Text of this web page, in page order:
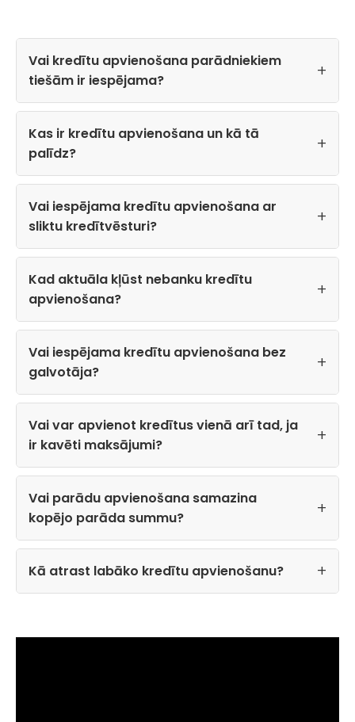
Vai kredītu apvienošana parādniekiem
tiešām ir iespējama?
Kas ir kredītu apvienošana un kā tā
palīdz?
Vai iespējama kredītu apvienošana ar
sliktu kredītvēsturi?
Kad aktuāla kļūst nebanku kredītu
apvienošana?
Vai iespējama kredītu apvienošana bez
galvotāja?
Vai var apvienot kredītus vienā arī tad, ja
ir kavēti maksājumi?
Vai parādu apvienošana samazina
kopējo parāda summu?
Kā atrast labāko kredītu apvienošanu?